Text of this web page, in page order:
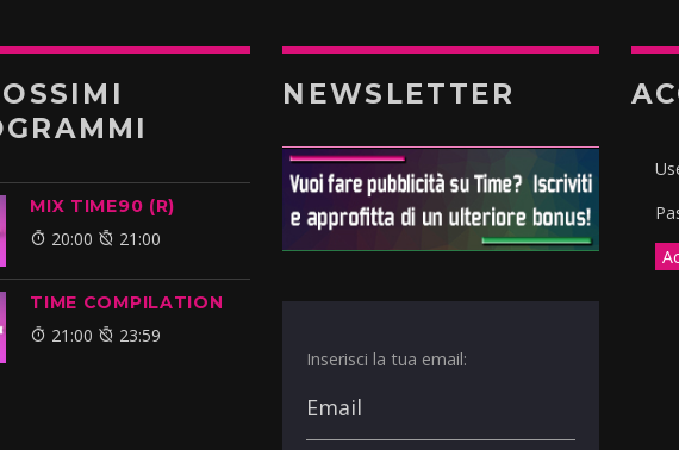
MIX TIME90 (R)
20:00 21:00
TIME COMPILATION
21:00 23:59
NEWSLETTER
Inserisci la tua email: